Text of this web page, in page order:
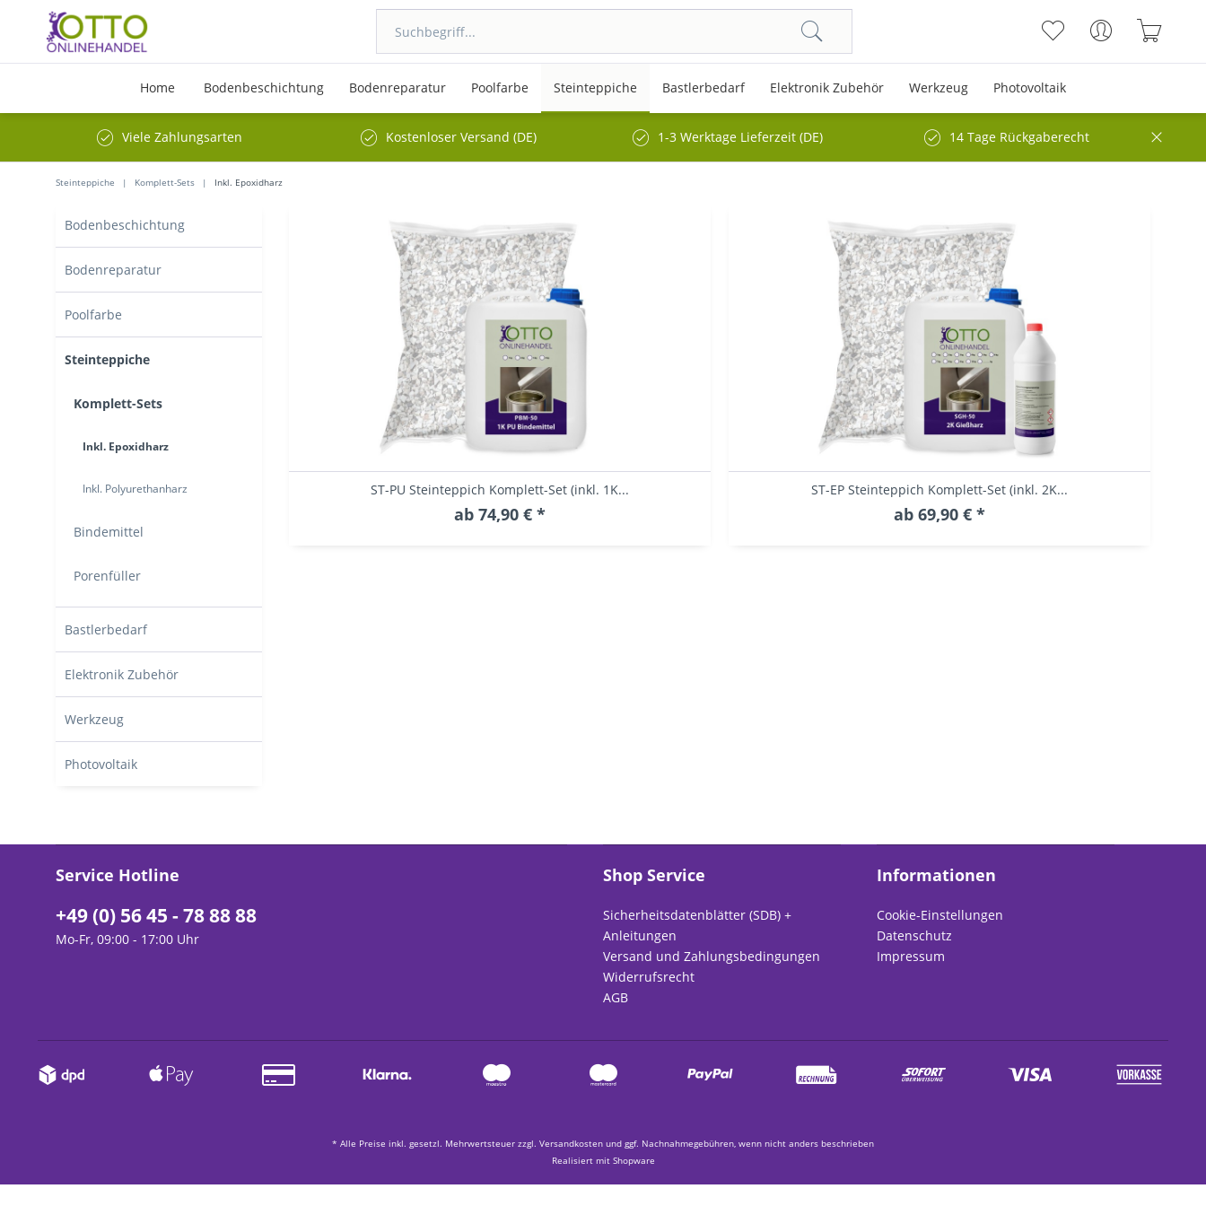
Home Bodenbeschichtung Bodenreparatur Poolfarbe Steinteppiche Bastlerbedarf Elektronik Zubehör Werkzeug Photovoltaik
Viele Zahlungsarten Kostenloser Versand (DE) 1-3 Werktage Lieferzeit (DE) 14 Tage Rückgaberecht
Steinteppiche Komplett-Sets Inkl. Epoxidharz
Bodenbeschichtung
Bodenreparatur
Poolfarbe
Steinteppiche
Komplett-Sets
Inkl. Epoxidharz
Inkl. Polyurethanharz
Bindemittel
Porenfüller
Bastlerbedarf
Elektronik Zubehör
Werkzeug
Photovoltaik
ST-PU Steinteppich Komplett-Set (inkl. 1K...
ab 74,90 € *
ST-EP Steinteppich Komplett-Set (inkl. 2K...
ab 69,90 € *
Service Hotline
+49 (0) 56 45 - 78 88 88
Mo-Fr, 09:00 - 17:00 Uhr
Shop Service
Sicherheitsdatenblätter (SDB) +
Anleitungen
Versand und Zahlungsbedingungen
Widerrufsrecht
AGB
Informationen
Cookie-Einstellungen
Datenschutz
Impressum
* Alle Preise inkl. gesetzl. Mehrwertsteuer zzgl. Versandkosten und ggf. Nachnahmegebühren, wenn nicht anders beschrieben
Realisiert mit Shopware